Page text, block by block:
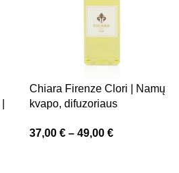
Chiara Firenze Clori | Namų
kvapo, difuzoriaus
37,00 € – 49,00 €